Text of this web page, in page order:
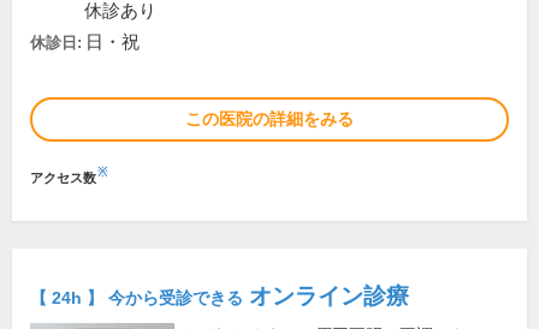
休診あり
休診日: 日・祝
この医院の詳細をみる
アクセス数※
【 24h 】 今から受診できる オンライン診療